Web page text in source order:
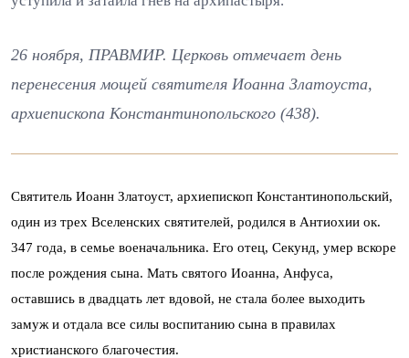
26 ноября, ПРАВМИР. Церковь отмечает день
перенесения мощей святителя Иоанна Златоуста,
архиепископа Константинопольского (438).
Святитель Иоанн Златоуст, архиепископ Константинопольский,
один из трех Вселенских святителей, родился в Антиохии ок.
347 года, в семье военачальника. Его отец, Секунд, умер вскоре
после рождения сына. Мать святого Иоанна, Анфуса,
оставшись в двадцать лет вдовой, не стала более выходить
замуж и отдала все силы воспитанию сына в правилах
христианского благочестия.